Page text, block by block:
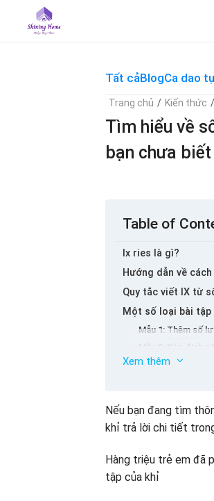
content
Tất cảBlogCa dao
Trang chủ / Kiến thức /
Tìm hiểu về
bạn chưa biết
Table of
Ix ries là gì?
Hướng dẫn về
Quy tắc viết IX từ
Một số loại bài
Mẫu 1: Thêm số
Mẫu 3: So sánh
Đề xuất một số
Bài tập 2
Bài tập 3
Xem thêm
Nếu bạn đang tìm
khỉ trả lời chi tiết
Hàng triệu trẻ em đã
tập của khỉ